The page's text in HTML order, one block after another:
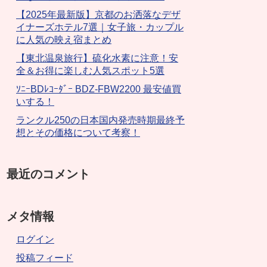
【2025年最新版】京都のお洒落なデザ
イナーズホテル7選｜女子旅・カップル
に人気の映え宿まとめ
【東北温泉旅行】硫化水素に注意！安
全＆お得に楽しむ人気スポット5選
ｿﾆｰBDﾚｺｰﾀﾞｰ BDZ-FBW2200 最安値買
いする！
ランクル250の日本国内発売時期最終予
想とその価格について考察！
最近のコメント
メタ情報
ログイン
投稿フィード